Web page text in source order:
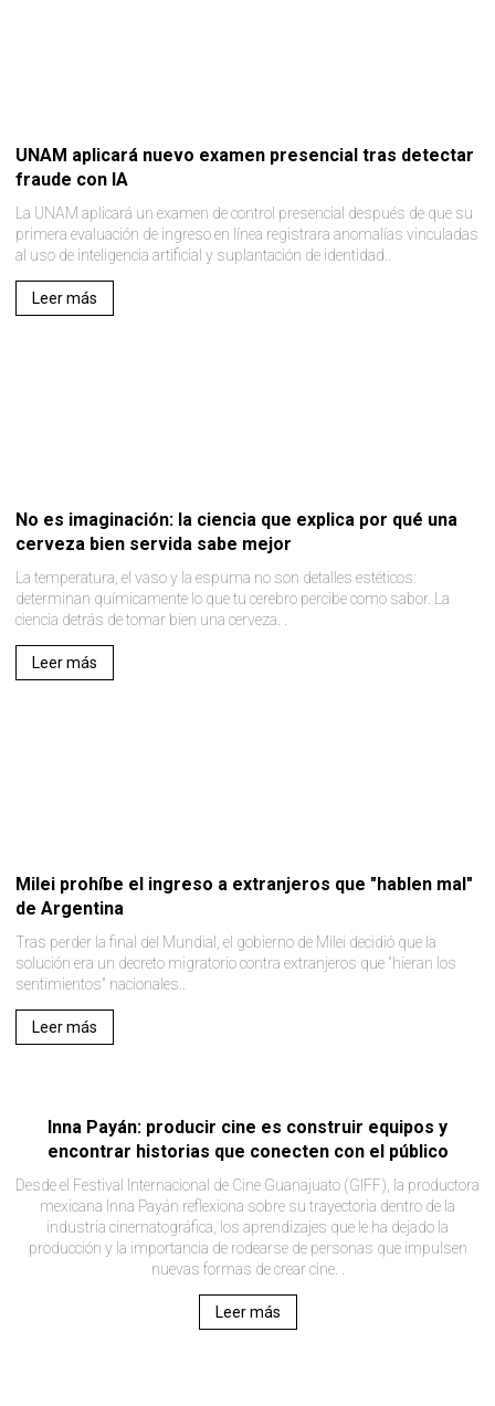
UNAM aplicará nuevo examen presencial tras detectar
fraude con IA
La UNAM aplicará un examen de control presencial después de que su
primera evaluación de ingreso en línea registrara anomalías vinculadas
al uso de inteligencia artificial y suplantación de identidad..
Leer más
No es imaginación: la ciencia que explica por qué una
cerveza bien servida sabe mejor
La temperatura, el vaso y la espuma no son detalles estéticos:
determinan químicamente lo que tu cerebro percibe como sabor. La
ciencia detrás de tomar bien una cerveza. .
Leer más
Milei prohíbe el ingreso a extranjeros que "hablen mal"
de Argentina
Tras perder la final del Mundial, el gobierno de Milei decidió que la
solución era un decreto migratorio contra extranjeros que "hieran los
sentimientos" nacionales..
Leer más
Inna Payán: producir cine es construir equipos y
encontrar historias que conecten con el público
Desde el Festival Internacional de Cine Guanajuato (GIFF), la productora
mexicana Inna Payán reflexiona sobre su trayectoria dentro de la
industria cinematográfica, los aprendizajes que le ha dejado la
producción y la importancia de rodearse de personas que impulsen
nuevas formas de crear cine. .
Leer más